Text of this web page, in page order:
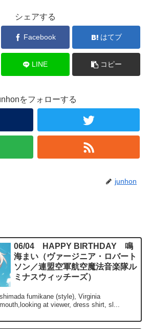
シェアする
Facebook はてブ
LINE コピー
をフォローする
junhon
06/04 HAPPY BIRTHDAY 鳴
海まい（ヴァージニア・ロバート
ソン／連盟空軍航空魔法音楽隊ル
ミナスウィッチーズ）
fumikane (style), Virginia
at viewer, dress shirt, sl...